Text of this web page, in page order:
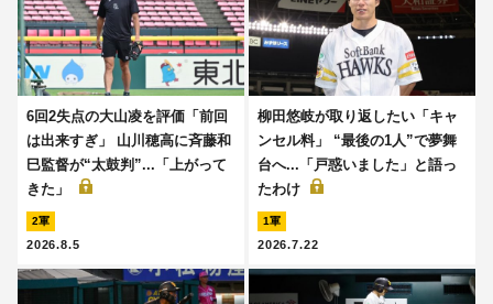
6回2失点の大山凌を評価「前回
は出来すぎ」 山川穂高に斉藤和
巳監督が“太鼓判”...「上がって
きた」
2軍
2026.8.5
柳田悠岐が取り返したい「キャ
ンセル料」 “最後の1人”で夢舞
台へ...「戸惑いました」と語っ
たわけ
1軍
2026.7.22